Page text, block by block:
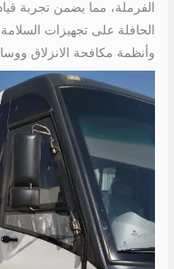
الفرملة، مما يضمن تجربة
الحافلة على تجهيزات
وأنظمة مكافحة الانزلاق ووسائد الهوا